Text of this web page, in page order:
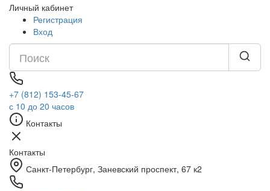
Личный кабинет
Регистрация
Вход
+7 (812) 153-45-67
с 10 до 20 часов
Контакты
Контакты
Санкт-Петербург, ​Заневский проспект, 67 к2